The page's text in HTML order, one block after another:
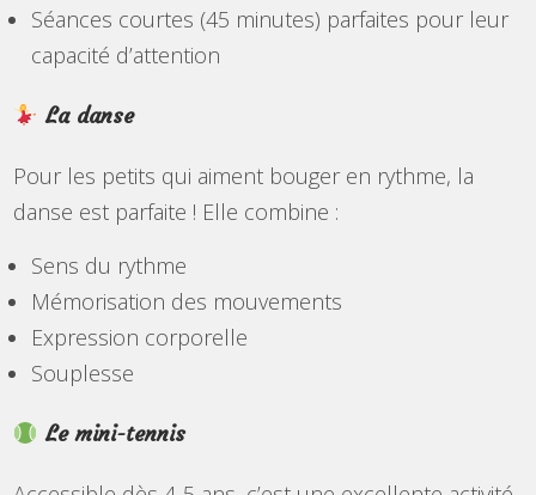
Séances courtes (45 minutes) parfaites pour leur
capacité d’attention
La danse
Pour les petits qui aiment bouger en rythme, la
danse est parfaite ! Elle combine :
Sens du rythme
Mémorisation des mouvements
Expression corporelle
Souplesse
Le mini-tennis